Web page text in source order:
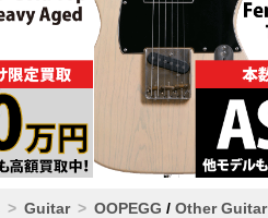
Guitar OOPEGG / Other Guitar